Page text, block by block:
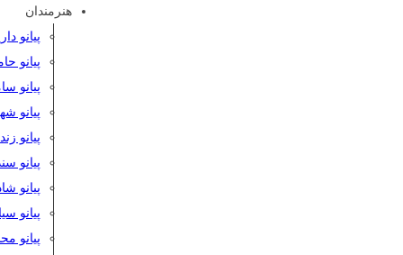
هنرمندان
پیانو
پیانو
پیانو
پیانو
پیانو
پیانو
پیانو
پیانو
پیانو